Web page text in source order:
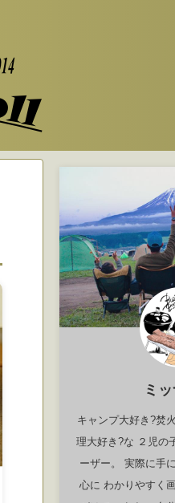
ミ
キャンプ大好き?焚
理大好き?な ２児の
ーザー。 実際に手
心に わかりやすく